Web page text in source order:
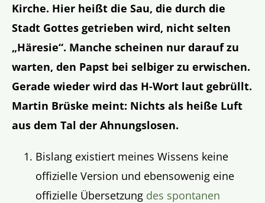
Kirche. Hier heißt die Sau, die durch die
Stadt Gottes getrieben wird, nicht selten
„Häresie“. Manche scheinen nur darauf zu
warten, den Papst bei selbiger zu erwischen.
Gerade wieder wird das H-Wort laut gebrüllt.
Martin Brüske meint: Nichts als heiße Luft
aus dem Tal der Ahnungslosen.
Bislang existiert meines Wissens keine
offizielle Version und ebensowenig eine
offizielle Übersetzung des spontanen